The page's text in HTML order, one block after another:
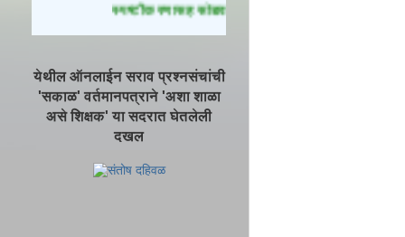
स्पष्टीकरणासह सोडवलेले प्रश्न पाहण्यासाठी येथे क्लिक
येथील ऑनलाईन सराव प्रश्नसंचांची
'सकाळ' वर्तमानपत्राने 'अशा शाळा
असे शिक्षक' या सदरात घेतलेली
दखल